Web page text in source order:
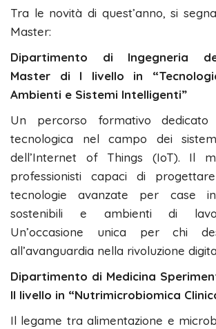
Tra le novità di quest’anno, si
Master:
Dipartimento di Ingegneria
Master di I livello in
Ambienti e Sistemi Intelligenti”
Un percorso formativo dedicato
tecnologica nel campo dei
dell’Internet of Things (IoT). Il
professionisti capaci di
tecnologie avanzate per case
sostenibili e ambienti di
Un’occasione unica per chi
all’avanguardia nella rivoluzione
Dipartimento di Medicina
II livello in “Nutrimicrobiomica
Il legame tra alimentazione e